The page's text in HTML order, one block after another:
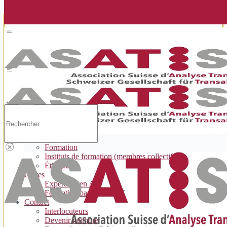
Accueil
À propos de nous
Formation
Instituts de formation (membres collectifs)
Éthique
Offres
Expert·e·s en AT
Formation basée sur l'AT
Contact
Interlocuteurs
Devenir membre